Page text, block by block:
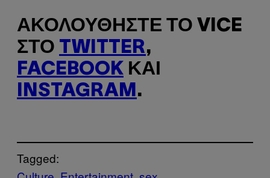
ΑΚΟΛΟΥΘΉΣΤΕ ΤΟ VICE
ΣΤΟ TWITTER,
FACEBOOK ΚΑΙ
INSTAGRAM .
Tagged: